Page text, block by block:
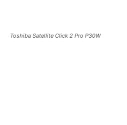
Toshiba Satellite Click 2 Pro P30W